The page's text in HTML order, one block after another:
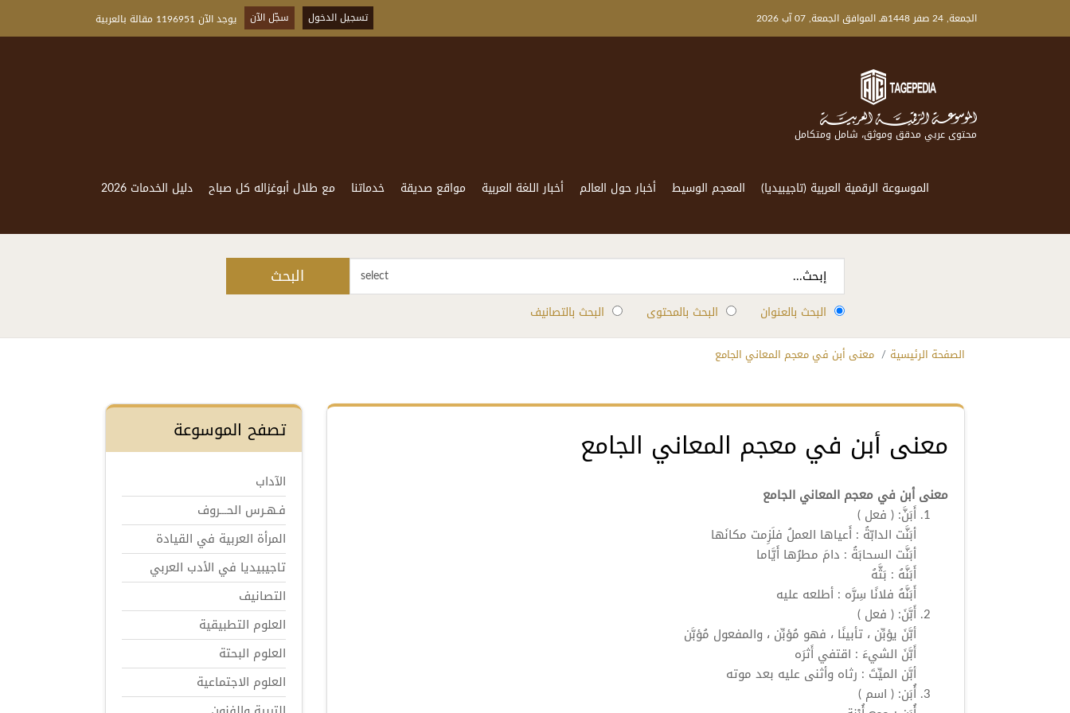
الجمعة, 24 صفر 1448هـ الموافق الجمعة, 07 آب 2026 تسجيل الدخول سجّل الآن يوجد الآن 1196951 مقالة بالعربية
محتوى عربي مدقق وموثق، شامل ومتكامل
الموسوعة الرقمية العربية (تاجيبيديا) المعجم الوسيط أخبار حول العالم أخبار اللغة العربية مواقع صديقة خدماتنا مع طلال أبوغزاله كل صباح دليل الخدمات 2026
select البحث
البحث بالعنوان البحث بالمحتوى البحث بالتصانيف
الصفحة الرئيسية معنى أبن في معجم المعاني الجامع
معنى أبن في معجم المعاني الجامع
معنى أبن في معجم المعاني الجامع
أَبَنَّ: ( فعل )
أبَنَّت الدابّةُ : أَعياها العملُ فلَزِمت مكانَها
أبَنَّت السحابَةُ : دامَ مطرُها أَيَّاما
أَبَنَّهُ : بَثَّهُ
أَبَنَّهُ فلانًا سِرَّه : أطلعه عليه
أَبَّنَ: ( فعل )
أبَّنَ يؤبِّن ، تأبينًا ، فهو مُؤبِّن ، والمفعول مُؤبَّن
أَبَّنَ الشيءَ : اقتفي أَثرَه
أبَّن الميِّتَ : رثاه وأثنى عليه بعد موته
أُبَن: ( اسم )
تصفح الموسوعة
الآداب
فـهـرس الحـــروف
المرأة العربية في القيادة
تاجيبيديا في الأدب العربي
التصانيف
العلوم التطبيقية
العلوم البحتة
العلوم الاجتماعية